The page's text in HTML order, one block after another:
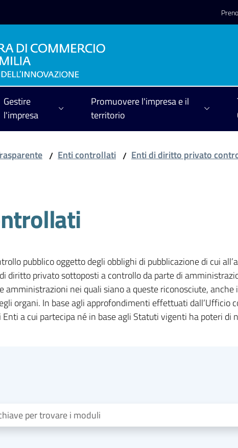
Gestire
l'impresa
Promuovere l'impresa e il
territorio
/ Enti controllati / Enti di diritto privato
pubblico oggetto degli obblighi di pubblicazione di cui
diritto privato sottoposti a controllo da parte di
amministrazioni nei quali siano a queste riconosciute,
organi. In base agli approfondimenti effettuati dall’Ufficio
a cui partecipa né in base agli Statuti vigenti ha poteri
per trovare i moduli